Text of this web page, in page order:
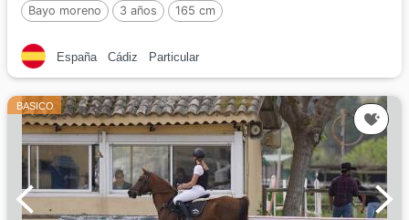
Bayo moreno
3 años 165 cm
España Cádiz Particular
BASICO